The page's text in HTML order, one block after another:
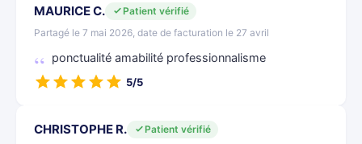
MAURICE C.
Patient vérifié
Partagé le 7 mai 2026, date de facturation le 27 avril
ponctualité amabilité professionnalisme
5/5
CHRISTOPHE R.
Patient vérifié